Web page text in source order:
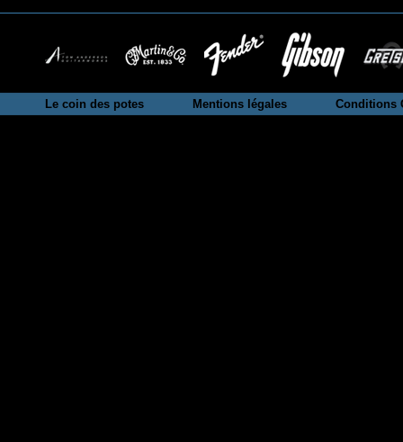
Le coin des potes Mentions légales Conditions